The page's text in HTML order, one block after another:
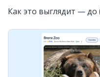
Как это выглядит — до